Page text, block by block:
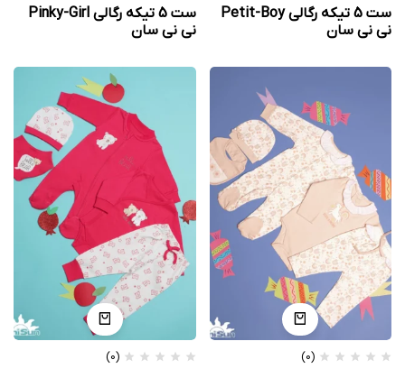
ست 5 تیکه رگالی Petit-Boy
نی نی سان
ست 5 تیکه رگالی Pinky-Girl
نی نی سان
(0)
(0)